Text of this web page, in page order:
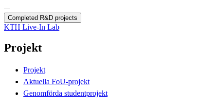
Completed R&D projects
KTH Live-In Lab
Projekt
Projekt
Aktuella FoU-projekt
Genomförda studentprojekt